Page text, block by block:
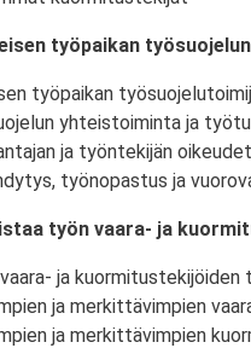
työpaikan
työpaikan
yhteistoiminta ja
ja työntekijän
työnopastus ja
työn vaara- ja
ja kuormitustekijöiden
ja merkittävimpien
ja merkittävimpien